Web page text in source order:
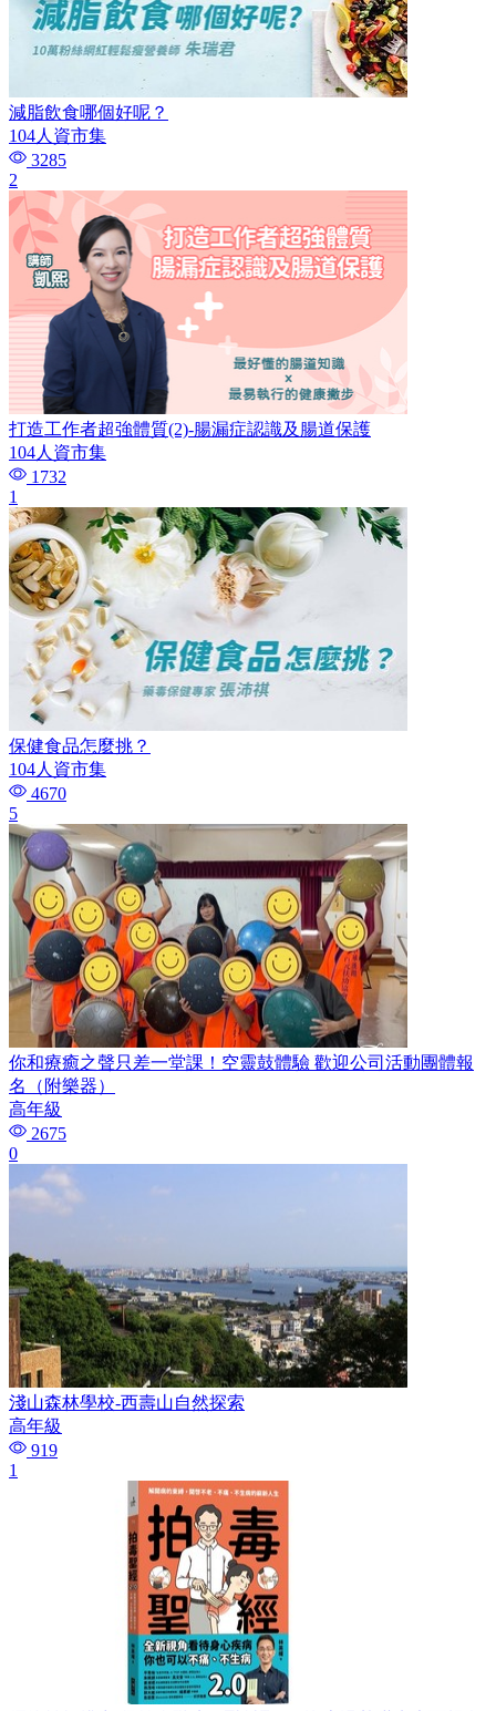
減脂飲食哪個好呢？
104人資市集
3285
2
打造工作者超強體質(2)-腸漏症認識及腸道保護
104人資市集
1732
1
保健食品怎麼挑？
104人資市集
4670
5
你和療癒之聲只差一堂課！空靈鼓體驗 歡迎公司活動團體報
名（附樂器）
高年級
2675
0
淺山森林學校-西壽山自然探索
高年級
919
1